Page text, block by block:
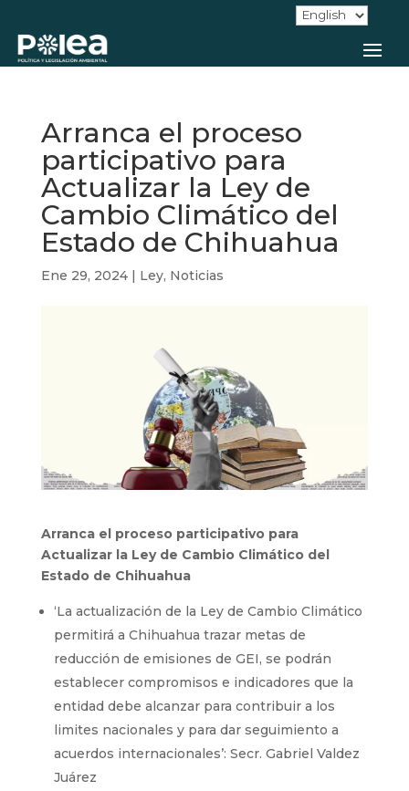
Arranca el proceso
participativo para
Actualizar la Ley de
Cambio Climático del
Estado de Chihuahua
Ene 29, 2024| Ley, Noticias
Arranca el proceso participativo para
Actualizar la Ley de Cambio Climático del
Estado de Chihuahua
‘La actualización de la Ley de Cambio Climático
permitirá a Chihuahua trazar metas de
reducción de emisiones de GEI, se podrán
establecer compromisos e indicadores que la
entidad debe alcanzar para contribuir a los
limites nacionales y para dar seguimiento a
acuerdos internacionales’: Secr. Gabriel Valdez
Juárez